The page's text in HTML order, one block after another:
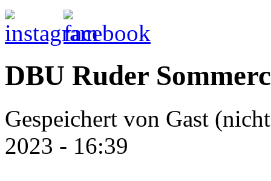
DBU Ruder
Gespeichert von Gast
2023 - 16:39